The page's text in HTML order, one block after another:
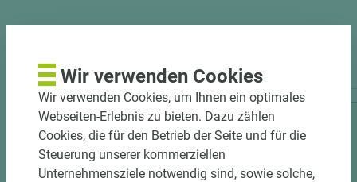
Wir verwenden Cookies
Wir verwenden Cookies, um Ihnen ein optimales
Webseiten-Erlebnis zu bieten. Dazu zählen
Cookies, die für den Betrieb der Seite und für die
Steuerung unserer kommerziellen
Unternehmensziele notwendig sind, sowie solche,